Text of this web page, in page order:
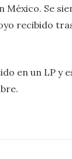
México. Se
recibido
en un LP y